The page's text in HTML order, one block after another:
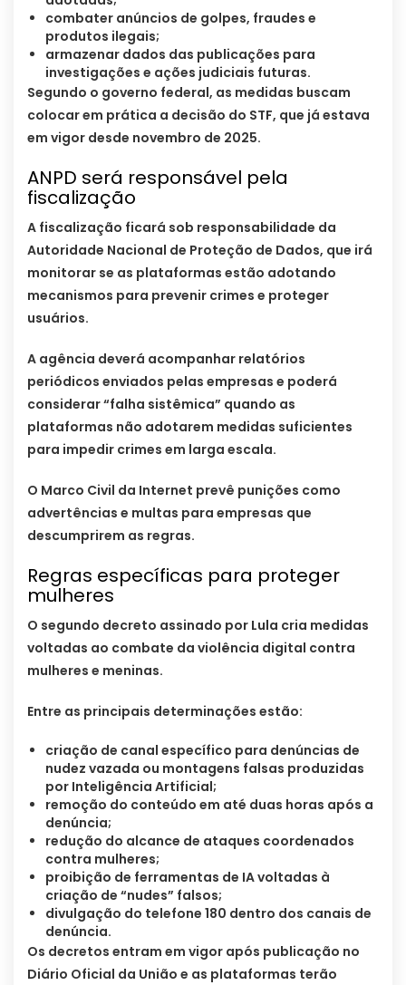
combater anúncios de golpes, fraudes e
produtos ilegais;
armazenar dados das publicações para
investigações e ações judiciais futuras.
Segundo o governo federal, as medidas buscam
colocar em prática a decisão do STF, que já estava
em vigor desde novembro de 2025.
ANPD será responsável pela
fiscalização
A fiscalização ficará sob responsabilidade da
Autoridade Nacional de Proteção de Dados, que irá
monitorar se as plataformas estão adotando
mecanismos para prevenir crimes e proteger
usuários.
A agência deverá acompanhar relatórios
periódicos enviados pelas empresas e poderá
considerar “falha sistêmica” quando as
plataformas não adotarem medidas suficientes
para impedir crimes em larga escala.
O Marco Civil da Internet prevê punições como
advertências e multas para empresas que
descumprirem as regras.
Regras específicas para proteger
mulheres
O segundo decreto assinado por Lula cria medidas
voltadas ao combate da violência digital contra
mulheres e meninas.
Entre as principais determinações estão:
criação de canal específico para denúncias de
nudez vazada ou montagens falsas produzidas
por Inteligência Artificial;
remoção do conteúdo em até duas horas após a
denúncia;
redução do alcance de ataques coordenados
contra mulheres;
proibição de ferramentas de IA voltadas à
criação de “nudes” falsos;
divulgação do telefone 180 dentro dos canais de
denúncia.
Os decretos entram em vigor após publicação no
Diário Oficial da União e as plataformas terão